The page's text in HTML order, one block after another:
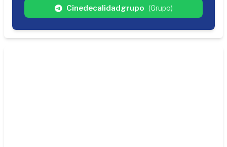
Cinedecalidadgrupo (Grupo)